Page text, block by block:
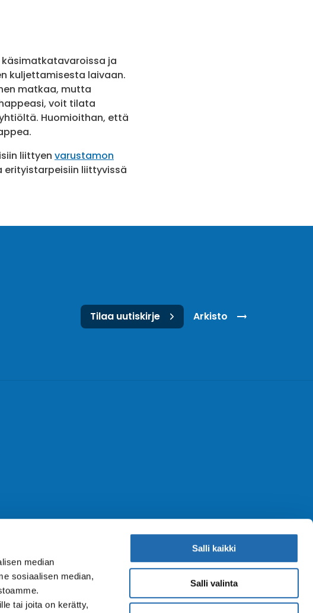
median
sosiaalisen median,
tai joita on kerätty,
Salli kaikki
Salli valinta
ja
kuljettamisesta laivaan.
matkaa, mutta
voit tilata
Huomioithan, että
liittyen varustamon
erityistarpeisiin liittyvissä
Tilaa uutiskirje Arkisto